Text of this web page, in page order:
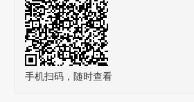
手机扫码，随时查看